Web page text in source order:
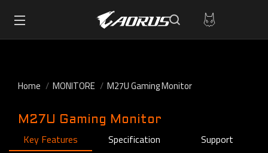
Home MONITORE M27U Gaming Monitor
M27U Gaming Monitor
Key Features Specification
Support